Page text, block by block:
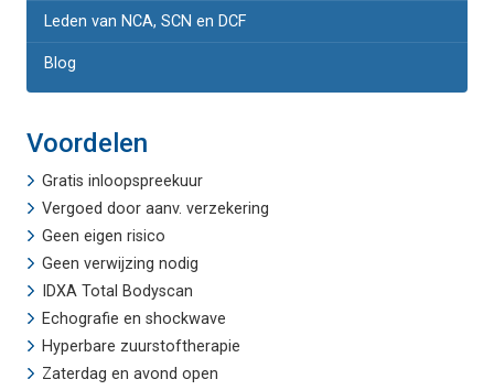
Leden van NCA, SCN en DCF
Blog
Voordelen
Gratis inloopspreekuur
Vergoed door aanv. verzekering
Geen eigen risico
Geen verwijzing nodig
IDXA Total Bodyscan
Echografie enshockwave
Hyperbare zuurstoftherapie
Zaterdag en avond open